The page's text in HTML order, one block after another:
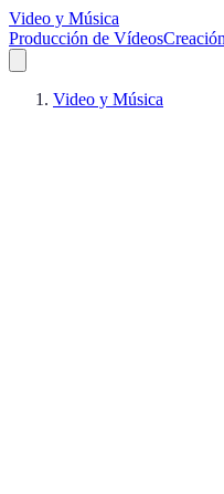
Video y Música
Producción de Vídeos
Video y Música